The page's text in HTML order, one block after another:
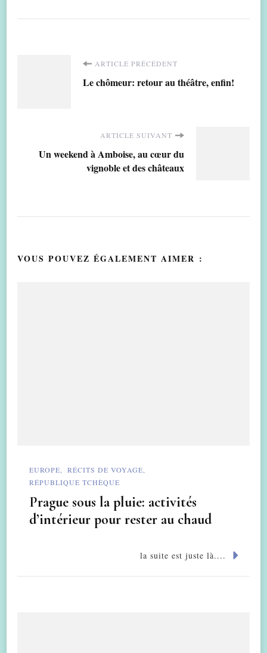
NavigationARTICLE PRÉCÉDENT
Le chômeur: retour au théâtre, enfin!
ARTICLE SUIVANT
Un weekend à Amboise, au cœur du
vignoble et des châteaux
VOUS POUVEZ ÉGALEMENT AIMER :
EUROPE
RÉCITS DE VOYAGE
RÉPUBLIQUE TCHÈQUE
Prague sous la pluie: activités
d’intérieur pour rester au chaud
la suite est juste là....